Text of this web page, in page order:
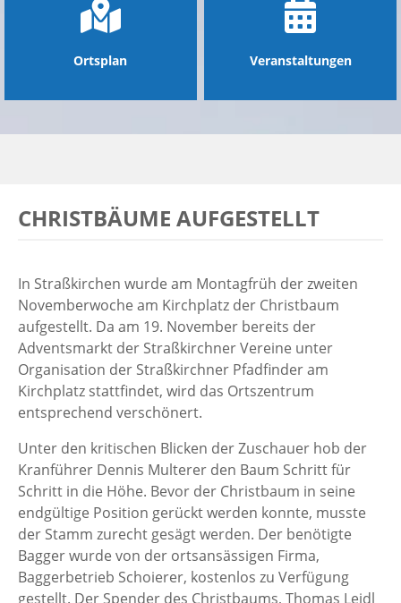
Ortsplan Veranstaltungen
CHRISTBÄUME AUFGESTELLT
In Straßkirchen wurde am Montagfrüh der zweiten
Novemberwoche am Kirchplatz der Christbaum
aufgestellt. Da am 19. November bereits der
Adventsmarkt der Straßkirchner Vereine unter
Organisation der Straßkirchner Pfadfinder am
Kirchplatz stattfindet, wird das Ortszentrum
entsprechend verschönert.
Unter den kritischen Blicken der Zuschauer hob der
Kranführer Dennis Multerer den Baum Schritt für
Schritt in die Höhe. Bevor der Christbaum in seine
endgültige Position gerückt werden konnte, musste
der Stamm zurecht gesägt werden. Der benötigte
Bagger wurde von der ortsansässigen Firma,
Baggerbetrieb Schoierer, kostenlos zu Verfügung
gestellt. Der Spender des Christbaums, Thomas Leidl